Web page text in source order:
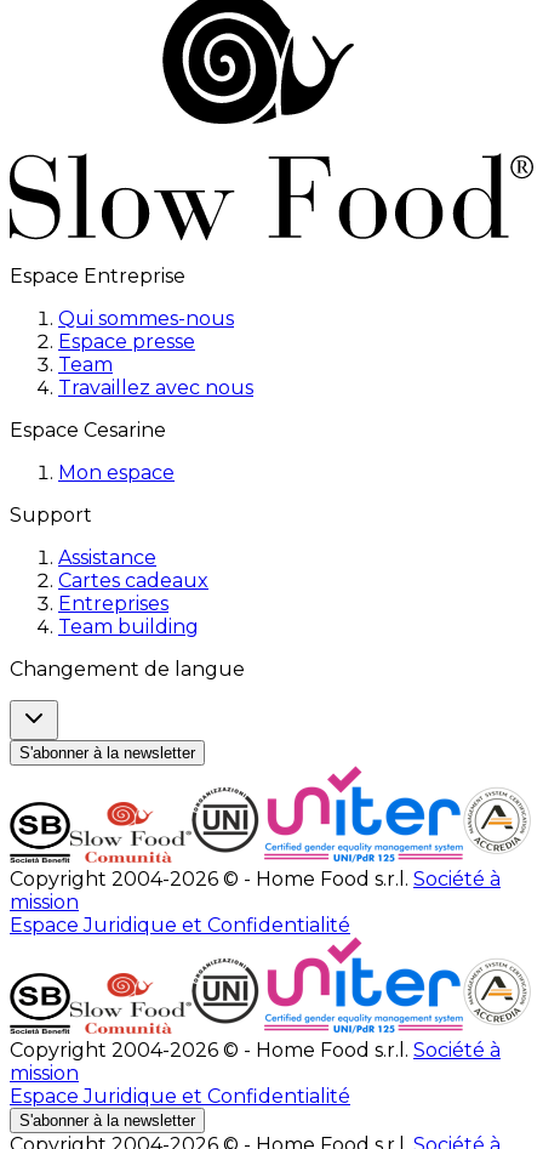
Espace Entreprise
Qui sommes-nous
Espace presse
Team
Travaillez avec nous
Espace Cesarine
Mon espace
Support
Assistance
Cartes cadeaux
Entreprises
Team building
Changement de langue
S'abonner à la newsletter
Copyright 2004-2026 © - Home Food s.r.l. Société à
mission
Espace Juridique et Confidentialité
Copyright 2004-2026 © - Home Food s.r.l. Société à
mission
Espace Juridique et Confidentialité
S'abonner à la newsletter